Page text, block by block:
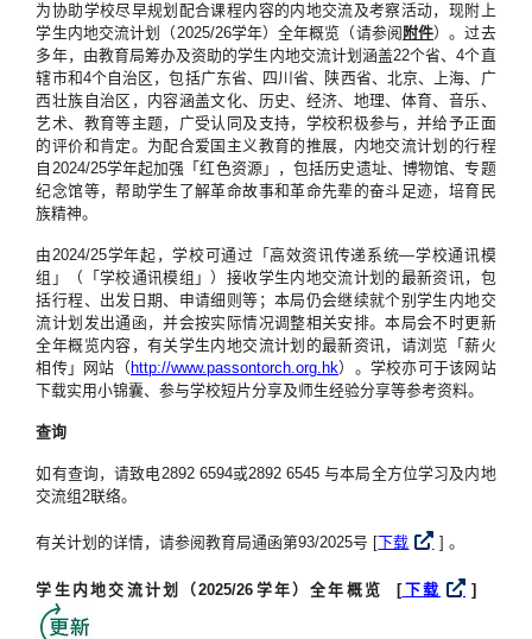
为协助学校尽早规划配合课程内容的内地交流及考察活动，现附上
学生内地交流计划（2025/26学年）全年概览（请参阅 附件）。过去
多年，由教育局筹办及资助的学生内地交流计划涵盖22个省、4个直
辖市和4个自治区，包括广东省、四川省、陕西省、北京、上海、广
西壮族自治区，内容涵盖文化、历史、经济、地理、体育、音乐、
艺术、教育等主题，广受认同及支持，学校积极参与，并给予正面
的评价和肯定。为配合爱国主义教育的推展，内地交流计划的行程
自2024/25学年起加强「红色资源」，包括历史遗址、博物馆、专题
纪念馆等，帮助学生了解革命故事和革命先辈的奋斗足迹，培育民
族精神。
由2024/25学年起，学校可通过「高效资讯传递系统—学校通讯模
组」（「学校通讯模组」）接收学生内地交流计划的最新资讯，包
括行程、出发日期、申请细则等；本局仍会继续就个别学生内地交
流计划发出通函，并会按实际情况调整相关安排。本局会不时更新
全年概览内容，有关学生内地交流计划的最新资讯，请浏览「薪火
相传」网站（ http://www.passontorch.org.hk）。学校亦可于该网站
下载实用小锦囊、参与学校短片分享及师生经验分享等参考资料。
查询
如有查询，请致电2892 6594或2892 6545 与本局全方位学习及内地
交流组2联络。
有关计划的详情，请参阅教育局通函第93/2025号 [下载 ] 。
学生内地交流计划（2025/26 学年）全年概览 [下载 ]